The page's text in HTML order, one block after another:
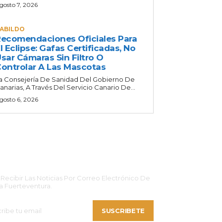
7, 2026
Oficiales Para
Eclipse: Gafas Certificadas, No
Cámaras Sin Filtro O
A Las Mascotas
Consejería De Sanidad Del Gobierno De
A Través Del Servicio Canario De...
6, 2026
Recibir Las Noticias Por Correo Electrónico De
Fuerteventura.
SUSCRIBETE